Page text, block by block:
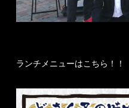
ランチメニューはこちら！！